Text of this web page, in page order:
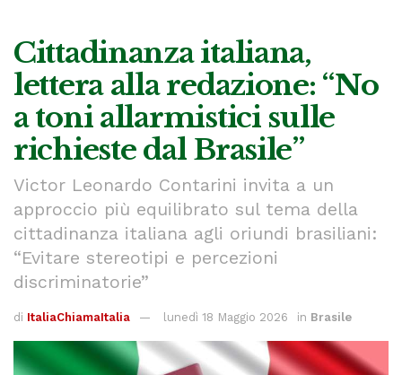
Cittadinanza italiana,
lettera alla redazione: “No
a toni allarmistici sulle
richieste dal Brasile”
Victor Leonardo Contarini invita a un
approccio più equilibrato sul tema della
cittadinanza italiana agli oriundi brasiliani:
“Evitare stereotipi e percezioni
discriminatorie”
di ItaliaChiamaItalia lunedì 18 Maggio 2026 in Brasile